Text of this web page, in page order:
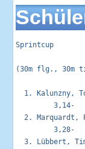
Sprintcup
(30m flg., 30m
1. Kalunzny,
3,14-
2. Marquardt,
3,28-
3. Lübbert,